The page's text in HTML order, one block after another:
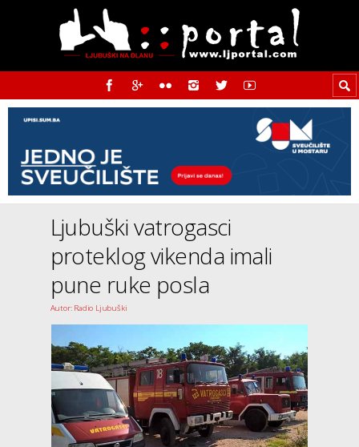
Ljubuški vatrogasci
proteklog vikenda imali
pune ruke posla
Autor: Radio Ljubuški